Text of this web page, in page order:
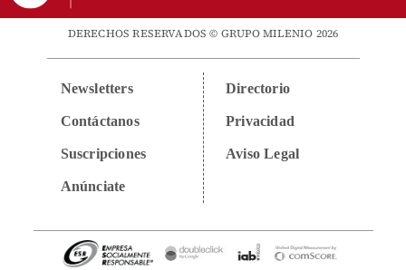
DERECHOS RESERVADOS © GRUPO MILENIO 2026
Newsletters
Contáctanos
Suscripciones
Anúnciate
Directorio
Privacidad
Aviso Legal